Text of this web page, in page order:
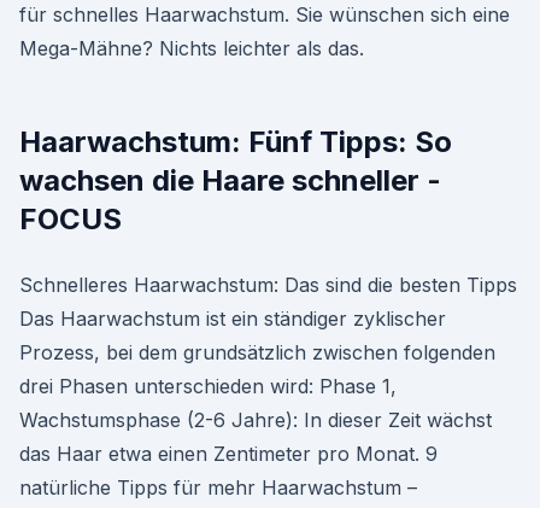
für schnelles Haarwachstum. Sie wünschen sich eine
Mega-Mähne? Nichts leichter als das.
Haarwachstum: Fünf Tipps: So
wachsen die Haare schneller -
FOCUS
Schnelleres Haarwachstum: Das sind die besten Tipps
Das Haarwachstum ist ein ständiger zyklischer
Prozess, bei dem grundsätzlich zwischen folgenden
drei Phasen unterschieden wird: Phase 1,
Wachstumsphase (2-6 Jahre): In dieser Zeit wächst
das Haar etwa einen Zentimeter pro Monat. 9
natürliche Tipps für mehr Haarwachstum –